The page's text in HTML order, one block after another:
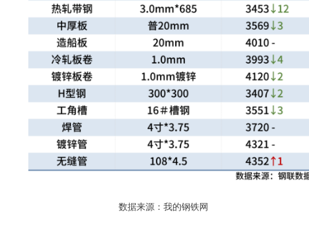
数据来源：我的钢铁网